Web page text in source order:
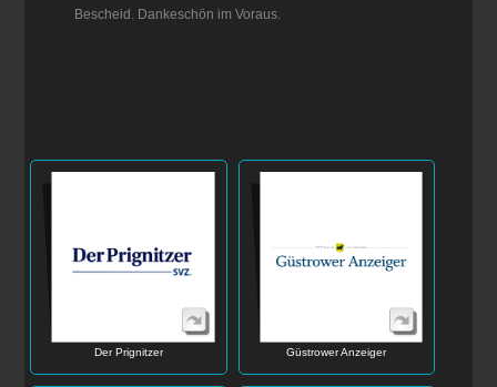
Bescheid. Dankeschön im Voraus.
Der Prignitzer Güstrower Anzeiger